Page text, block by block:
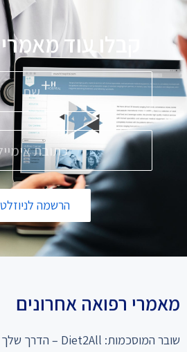
קבלו עוד
הרשמה
מאמרי רפואה אחרונים
שובר המוסכמות: Diet2All – הדרך שלך לחיים חדשים